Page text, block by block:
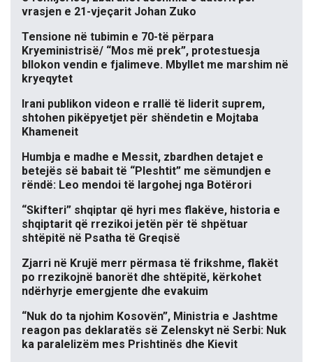
vrasjen e 21-vjeçarit Johan Zuko
Tensione në tubimin e 70-të përpara
Kryeministrisë/ “Mos më prek”, protestuesja
bllokon vendin e fjalimeve. Mbyllet me marshim në
kryeqytet
Irani publikon videon e rrallë të liderit suprem,
shtohen pikëpyetjet për shëndetin e Mojtaba
Khameneit
Humbja e madhe e Messit, zbardhen detajet e
betejës së babait të “Pleshtit” me sëmundjen e
rëndë: Leo mendoi të largohej nga Botërori
“Skifteri” shqiptar që hyri mes flakëve, historia e
shqiptarit që rrezikoi jetën për të shpëtuar
shtëpitë në Psatha të Greqisë
Zjarri në Krujë merr përmasa të frikshme, flakët
po rrezikojnë banorët dhe shtëpitë, kërkohet
ndërhyrje emergjente dhe evakuim
“Nuk do ta njohim Kosovën”, Ministria e Jashtme
reagon pas deklaratës së Zelenskyt në Serbi: Nuk
ka paralelizëm mes Prishtinës dhe Kievit